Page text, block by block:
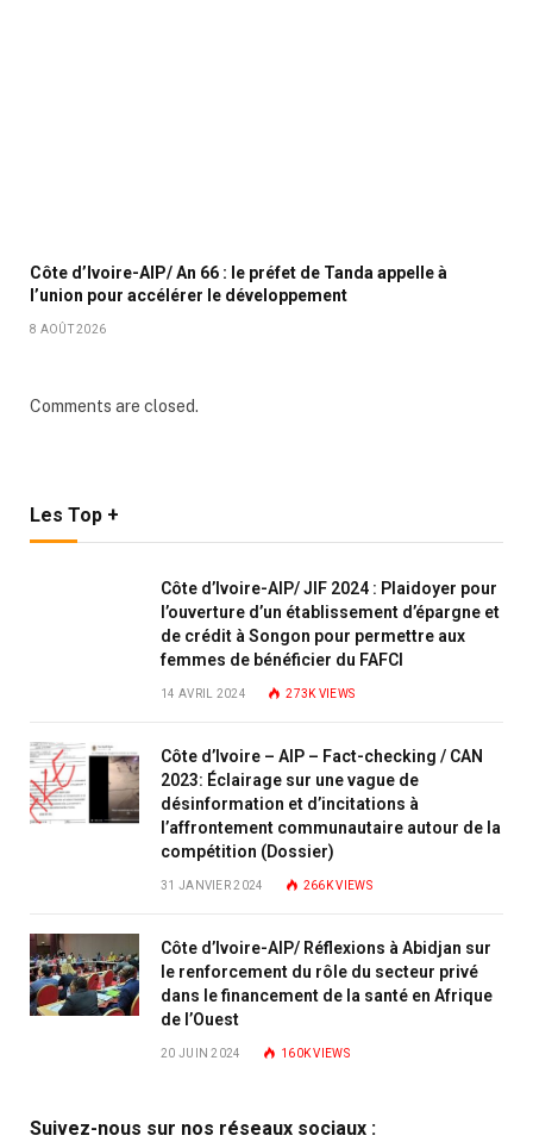
Côte d’Ivoire-AIP/ An 66 : le préfet de Tanda appelle à
l’union pour accélérer le développement
8 AOÛT 2026
Comments are closed.
Les Top +
Côte d’Ivoire-AIP/ JIF 2024 : Plaidoyer pour
l’ouverture d’un établissement d’épargne et
de crédit à Songon pour permettre aux
femmes de bénéficier du FAFCI
14 AVRIL 2024 273K VIEWS
Côte d’Ivoire – AIP – Fact-checking / CAN
2023: Éclairage sur une vague de
désinformation et d’incitations à
l’affrontement communautaire autour de la
compétition (Dossier)
31 JANVIER 2024 266KVIEWS
Côte d’Ivoire-AIP/ Réflexions à Abidjan sur
le renforcement du rôle du secteur privé
dans le financement de la santé en Afrique
de l’Ouest
20 JUIN 2024 160KVIEWS
Suivez-nous sur nos réseaux sociaux :